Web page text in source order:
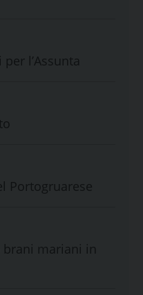
l’Assunta
Portogruarese
brani mariani in